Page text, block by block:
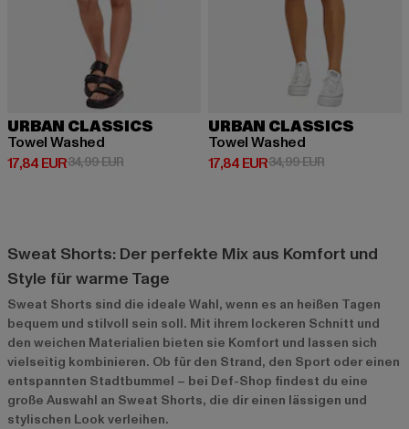
URBAN CLASSICS
Towel Washed
17,84 EUR
Derzeitiger Preis: 17,84 EUR
34,99 EURAktionspreis: 34,99 EUR
URBAN CLASSICS
Towel Washed
17,84 EUR
Derzeitiger Preis: 17,84 EUR
34,99 EURAktionspreis:
Sweat Shorts: Der perfekte Mix aus Komfort und
Style für warme Tage
Sweat Shorts sind die ideale Wahl, wenn es an heißen Tagen
bequem und stilvoll sein soll. Mit ihrem lockeren Schnitt und
den weichen Materialien bieten sie Komfort und lassen sich
vielseitig kombinieren. Ob für den Strand, den Sport oder einen
entspannten Stadtbummel – bei Def-Shop findest du eine
große Auswahl an Sweat Shorts, die dir einen lässigen und
stylischen Look verleihen.